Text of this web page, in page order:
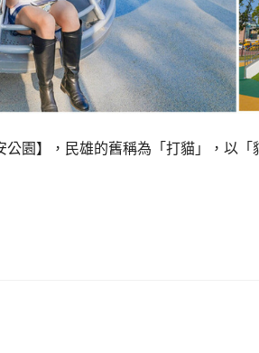
公園】，民雄的舊稱為「打貓」，以